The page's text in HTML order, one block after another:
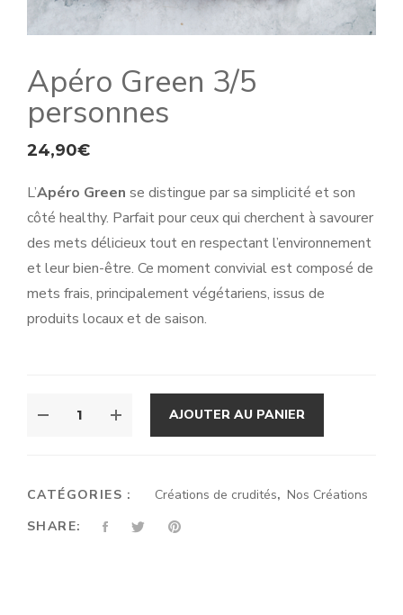
Apéro Green 3/5
personnes
24,90€
L’Apéro Green se distingue par sa simplicité et son
côté healthy. Parfait pour ceux qui cherchent à savourer
des mets délicieux tout en respectant l’environnement
et leur bien-être. Ce moment convivial est composé de
mets frais, principalement végétariens, issus de
produits locaux et de saison.
3/5
AJOUTER AU PANIER
CATÉGORIES : Créations de crudités,Nos Créations
SHARE: